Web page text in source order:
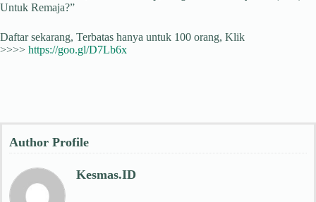
Untuk Remaja?”
Daftar sekarang, Terbatas hanya untuk 100 orang, Klik
>>>> https://goo.gl/D7Lb6x
Author Profile
Kesmas.ID